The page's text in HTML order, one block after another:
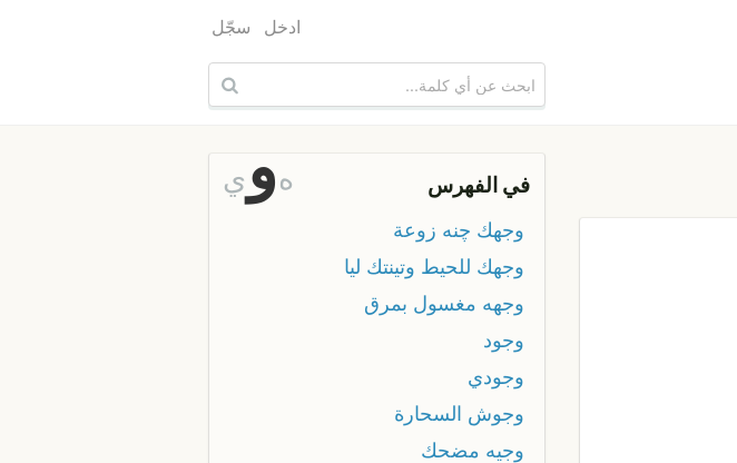
ادخل سجّل
في الفهرس هو ي
وجهك چنه زوعة
وجهك للحيط وتينتك ليا
وجهه مغسول بمرق
وجود
وجودي
وجوش السحارة
وجيه مضحك